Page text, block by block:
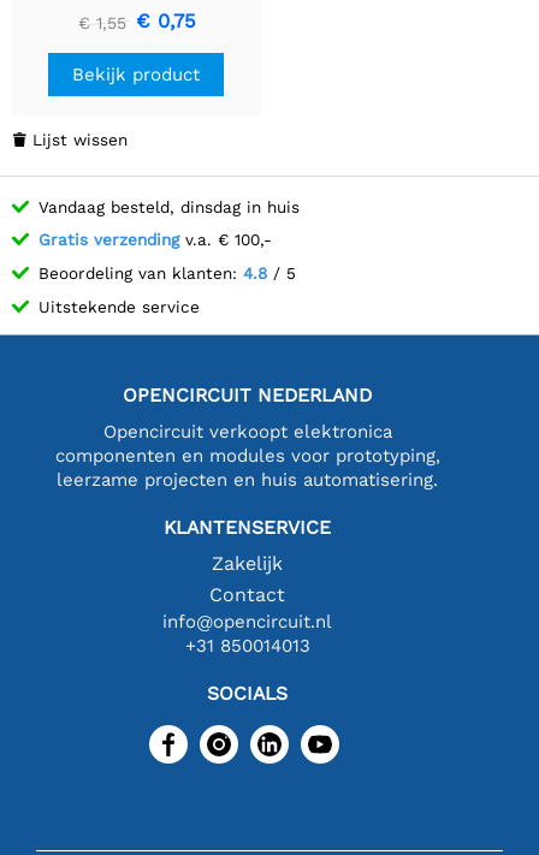
€ 1,55 € 0,75
Bekijk product
 Lijst wissen
Vandaag besteld, dinsdag in huis
Gratis verzendingv.a. € 100,-
Beoordeling van klanten: 4.8 / 5
Uitstekende service
OPENCIRCUIT NEDERLAND
Opencircuit verkoopt elektronica
componenten en modules voor prototyping,
leerzame projecten en huis automatisering.
KLANTENSERVICE
Zakelijk
Contact
info@opencircuit.nl
+31 850014013
SOCIALS